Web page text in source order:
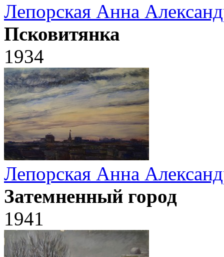
Лепорская Анна
Псковитянка
1934
Лепорская Анна
Затемненный город
1941